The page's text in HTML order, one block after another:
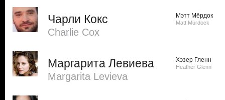
Чарли Кокс
Charlie Cox
Мэтт Мёрдок
Matt Murdock
Маргарита Левиева
Margarita Levieva
Хэзер Гленн
Heather Glenn